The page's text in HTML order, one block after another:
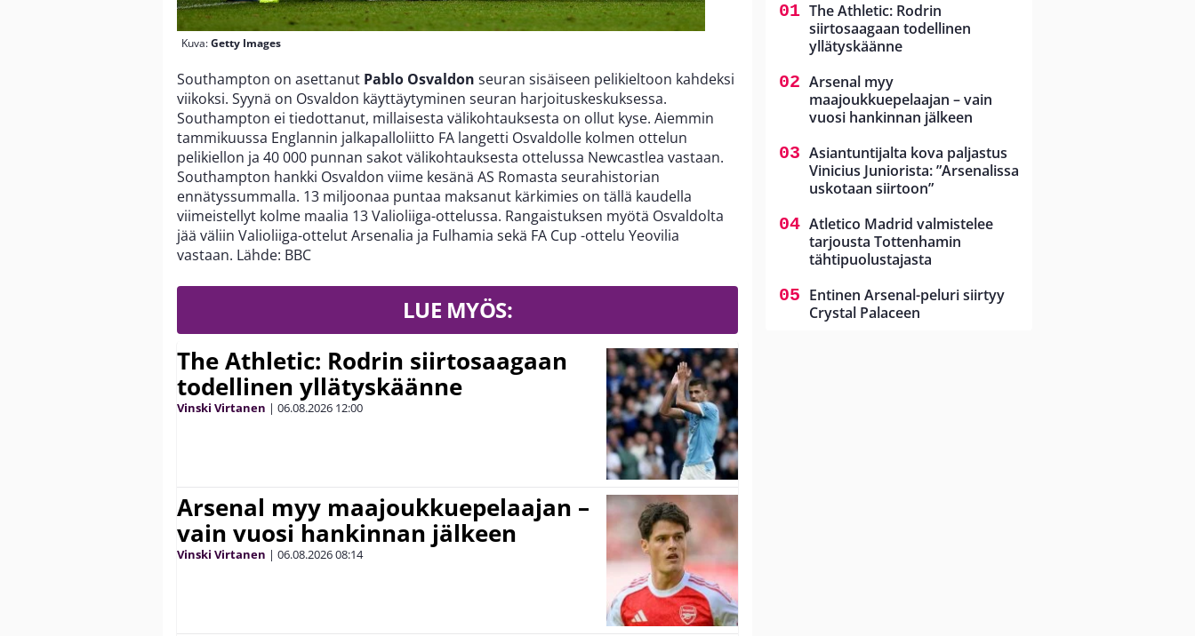
Kuva:Getty Images
Southampton on asettanut Pablo Osvaldon seuran sisäiseen pelikieltoon kahdeksi
viikoksi. Syynä on Osvaldon käyttäytyminen seuran harjoituskeskuksessa.
Southampton ei tiedottanut, millaisesta välikohtauksesta on ollut kyse. Aiemmin
tammikuussa Englannin jalkapalloliitto FA langetti Osvaldolle kolmen ottelun
pelikiellon ja 40 000 punnan sakot välikohtauksesta ottelussa Newcastlea vastaan.
Southampton hankki Osvaldon viime kesänä AS Romasta seurahistorian
ennätyssummalla. 13 miljoonaa puntaa maksanut kärkimies on tällä kaudella
viimeistellyt kolme maalia 13 Valioliiga-ottelussa. Rangaistuksen myötä Osvaldolta
jää väliin Valioliiga-ottelut Arsenalia ja Fulhamia sekä FA Cup -ottelu Yeovilia
vastaan. Lähde: BBC
LUE MYÖS:
The Athletic: Rodrin siirtosaagaan
todellinen yllätyskäänne
Vinski Virtanen | 06.08.2026 12:00
Arsenal myy maajoukkuepelaajan –
vain vuosi hankinnan jälkeen
Vinski Virtanen | 06.08.202608:14
The Athletic: Rodrin
siirtosaagaan todellinen
yllätyskäänne
Arsenal myy
maajoukkuepelaajan – vain
vuosi hankinnan jälkeen
Asiantuntijalta kova paljastus
Vinicius Juniorista: ”Arsenalissa
uskotaan siirtoon”
Atletico Madrid valmistelee
tarjousta Tottenhamin
tähtipuolustajasta
Entinen Arsenal-peluri siirtyy
Crystal Palaceen